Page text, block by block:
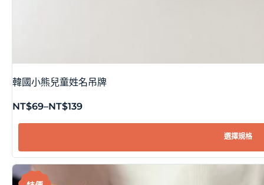
韓國小熊兒童姓名吊牌
NT$69–NT$139
選擇規格